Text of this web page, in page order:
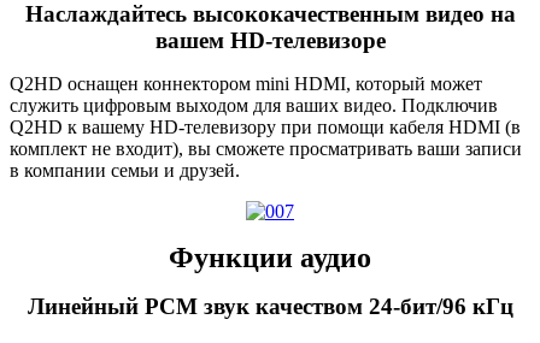
Наслаждайтесь высококачественным видео на
вашем HD-телевизоре
Q2HD оснащен коннектором mini HDMI, который может
служить цифровым выходом для ваших видео. Подключив
Q2HD к вашему HD-телевизору при помощи кабеля HDMI (в
комплект не входит), вы сможете просматривать ваши записи
в компании семьи и друзей.
Функции аудио
Линейный PCM звук качеством 24-бит/96 кГц